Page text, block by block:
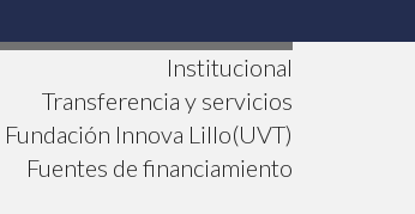
Institucional
Transferencia y servicios
Fundación Innova Lillo(UVT)
Fuentes de financiamiento